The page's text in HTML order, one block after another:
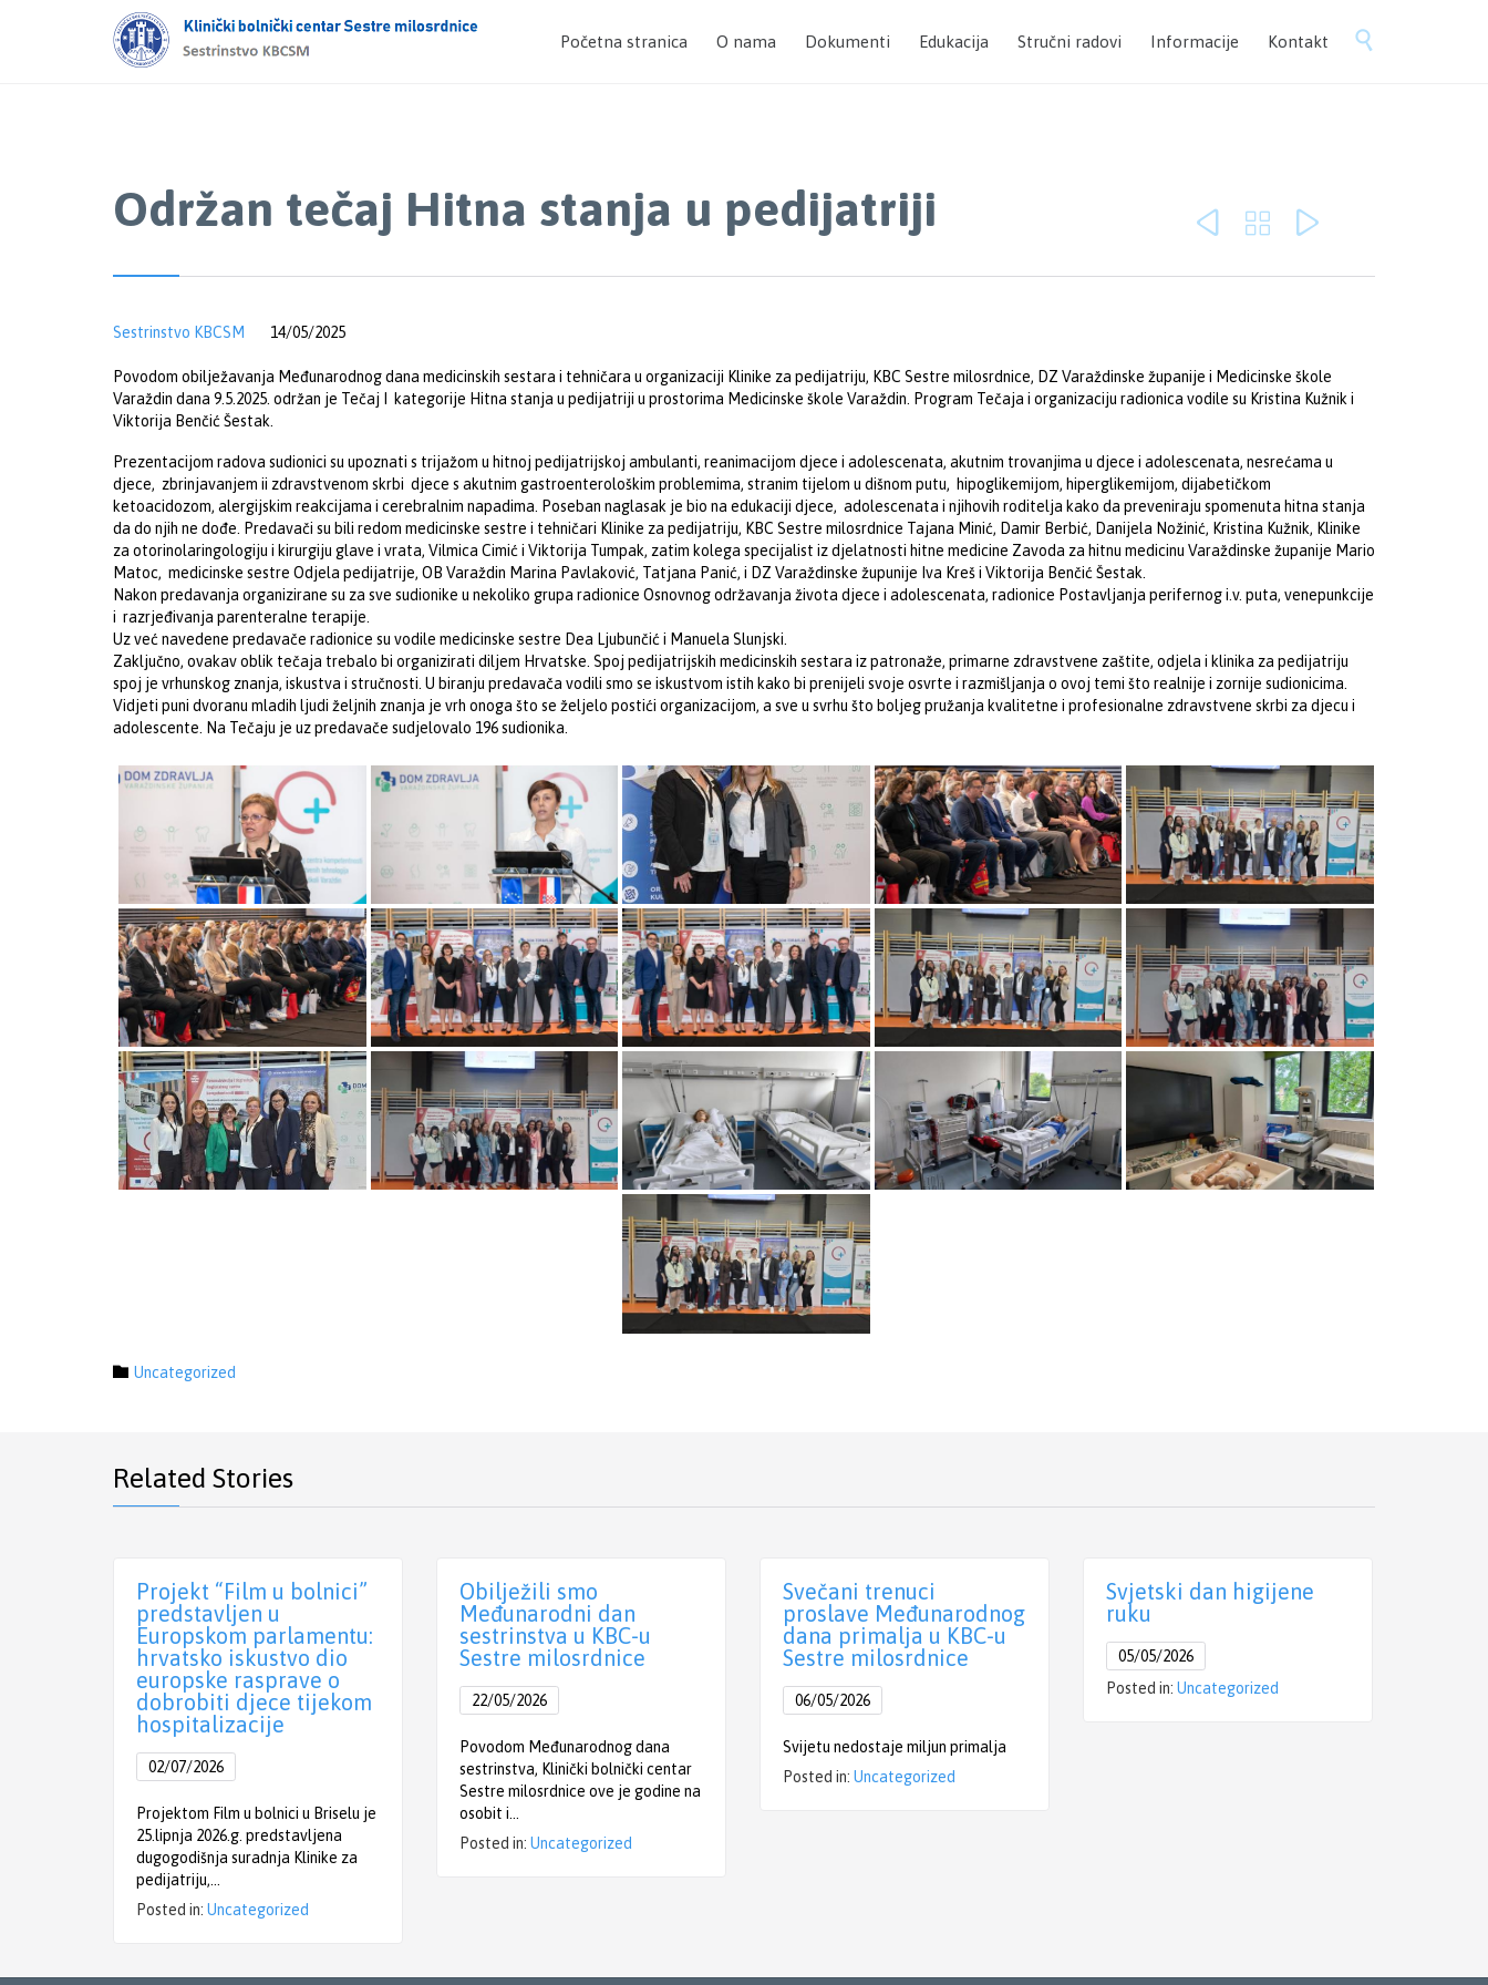
Skip
Početna stranica O nama Dokumenti Edukacija Stručni radovi Informacije Kontakt 
Održan tečaj Hitna stanja u pedijatriji   
Sestrinstvo KBCSM 14/05/2025
Povodom obilježavanja Međunarodnog dana medicinskih sestara i tehničara u organizaciji Klinike za pedijatriju, KBC Sestre milosrdnice, DZ Varaždinske županije i Medicinske škole
Varaždin dana 9.5.2025. održan je Tečaj I kategorije Hitna stanja u pedijatriji u prostorima Medicinske škole Varaždin. Program Tečaja i organizaciju radionica vodile su Kristina Kužnik i
Viktorija Benčić Šestak.
Prezentacijom radova sudionici su upoznati s trijažom u hitnoj pedijatrijskoj ambulanti, reanimacijom djece i adolescenata, akutnim trovanjima u djece i adolescenata, nesrećama u
djece, zbrinjavanjem ii zdravstvenom skrbi djece s akutnim gastroenterološkim problemima, stranim tijelom u dišnom putu, hipoglikemijom, hiperglikemijom, dijabetičkom
ketoacidozom, alergijskim reakcijama i cerebralnim napadima. Poseban naglasak je bio na edukaciji djece, adolescenata i njihovih roditelja kako da preveniraju spomenuta hitna stanja
da do njih ne dođe. Predavači su bili redom medicinske sestre i tehničari Klinike za pedijatriju, KBC Sestre milosrdnice Tajana Minić, Damir Berbić, Danijela Nožinić, Kristina Kužnik, Klinike
za otorinolaringologiju i kirurgiju glave i vrata, Vilmica Cimić i Viktorija Tumpak, zatim kolega specijalist iz djelatnosti hitne medicine Zavoda za hitnu medicinu Varaždinske županije Mario
Matoc, medicinske sestre Odjela pedijatrije, OB Varaždin Marina Pavlaković, Tatjana Panić, i DZ Varaždinske župunije Iva Kreš i Viktorija Benčić Šestak.
Nakon predavanja organizirane su za sve sudionike u nekoliko grupa radionice Osnovnog održavanja života djece i adolescenata, radionice Postavljanja perifernog i.v. puta, venepunkcije
i razrjeđivanja parenteralne terapije.
Uz već navedene predavače radionice su vodile medicinske sestre Dea Ljubunčić i Manuela Slunjski.
Zaključno, ovakav oblik tečaja trebalo bi organizirati diljem Hrvatske. Spoj pedijatrijskih medicinskih sestara iz patronaže, primarne zdravstvene zaštite, odjela i klinika za pedijatriju
spoj je vrhunskog znanja, iskustva i stručnosti. U biranju predavača vodili smo se iskustvom istih kako bi prenijeli svoje osvrte i razmišljanja o ovoj temi što realnije i zornije sudionicima.
Vidjeti puni dvoranu mladih ljudi željnih znanja je vrh onoga što se željelo postići organizacijom, a sve u svrhu što boljeg pružanja kvalitetne i profesionalne zdravstvene skrbi za djecu i
adolescente. Na Tečaju je uz predavače sudjelovalo 196 sudionika.
 Category
Uncategorized
Related Stories
Projekt “Film u bolnici”
predstavljen u
Europskom parlamentu:
hrvatsko iskustvo dio
europske rasprave o
dobrobiti djece tijekom
hospitalizacije
02/07/2026
Projektom Film u bolnici u Briselu je
25.lipnja 2026.g. predstavljena
dugogodišnja suradnja Klinike za
pedijatriju,…
Posted in: Uncategorized
Obilježili smo
Međunarodni dan
sestrinstva u KBC-u
Sestre milosrdnice
22/05/2026
Povodom Međunarodnog dana
sestrinstva, Klinički bolnički centar
Sestre milosrdnice ove je godine na
osobit i…
Posted in: Uncategorized
Svečani trenuci
proslave Međunarodnog
dana primalja u KBC-u
Sestre milosrdnice
06/05/2026
Svijetu nedostaje miljun primalja
Posted in: Uncategorized
Svjetski dan higijene
ruku
05/05/2026
Posted in: Uncategorized